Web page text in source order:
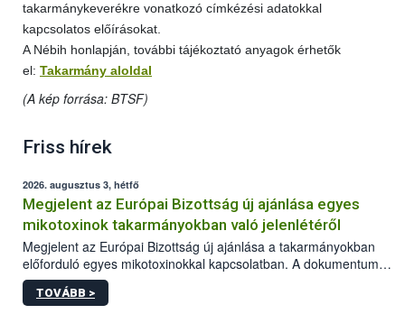
takarmánykeverékre vonatkozó címkézési adatokkal
kapcsolatos előírásokat.
A Nébih honlapján, további tájékoztató anyagok érhetők
el: Takarmány aloldal
(A kép forrása: BTSF)
Friss hírek
2026. augusztus 3, hétfő
Megjelent az Európai Bizottság új ajánlása egyes
mikotoxinok takarmányokban való jelenlétéről
Megjelent az Európai Bizottság új ajánlása a takarmányokban
előforduló egyes mikotoxinokkal kapcsolatban. A dokumentum
2027-től új irányértékek alkalmazását írja elő, és a jelenleg
hatályos uniós ajánlások helyébe lép.
TOVÁBB >